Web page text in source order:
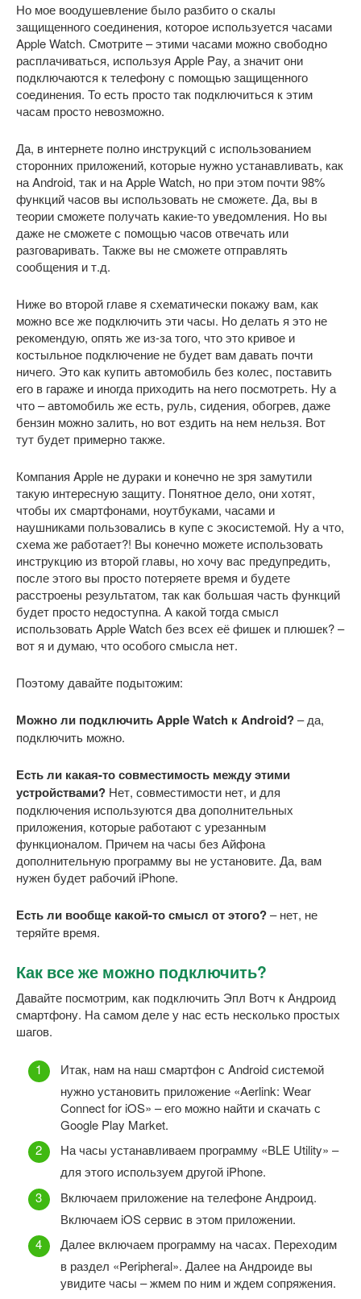
Но мое воодушевление было разбито о скалы
защищенного соединения, которое используется часами
Apple Watch. Смотрите – этими часами можно свободно
расплачиваться, используя Apple Pay, а значит они
подключаются к телефону с помощью защищенного
соединения. То есть просто так подключиться к этим
часам просто невозможно.
Да, в интернете полно инструкций с использованием
сторонних приложений, которые нужно устанавливать, как
на Android, так и на Apple Watch, но при этом почти 98%
функций часов вы использовать не сможете. Да, вы в
теории сможете получать какие-то уведомления. Но вы
даже не сможете с помощью часов отвечать или
разговаривать. Также вы не сможете отправлять
сообщения и т.д.
Ниже во второй главе я схематически покажу вам, как
можно все же подключить эти часы. Но делать я это не
рекомендую, опять же из-за того, что это кривое и
костыльное подключение не будет вам давать почти
ничего. Это как купить автомобиль без колес, поставить
его в гараже и иногда приходить на него посмотреть. Ну а
что – автомобиль же есть, руль, сидения, обогрев, даже
бензин можно залить, но вот ездить на нем нельзя. Вот
тут будет примерно также.
Компания Apple не дураки и конечно не зря замутили
такую интересную защиту. Понятное дело, они хотят,
чтобы их смартфонами, ноутбуками, часами и
наушниками пользовались в купе с экосистемой. Ну а что,
схема же работает?! Вы конечно можете использовать
инструкцию из второй главы, но хочу вас предупредить,
после этого вы просто потеряете время и будете
расстроены результатом, так как большая часть функций
будет просто недоступна. А какой тогда смысл
использовать Apple Watch без всех её фишек и плюшек? –
вот я и думаю, что особого смысла нет.
Поэтому давайте подытожим:
Можно ли подключить Apple Watch к Android?– да,
подключить можно.
Есть ли какая-то совместимость между этими
устройствами? Нет, совместимости нет, и для
подключения используются два дополнительных
приложения, которые работают с урезанным
функционалом. Причем на часы без Айфона
дополнительную программу вы не установите. Да, вам
нужен будет рабочий iPhone.
Есть ли вообще какой-то смысл от этого?– нет, не
теряйте время.
Как все же можно подключить?
Давайте посмотрим, как подключить Эпл Вотч к Андроид
смартфону. На самом деле у нас есть несколько простых
шагов.
Итак, нам на наш смартфон с Android системой
нужно установить приложение «Aerlink: Wear
Connect for iOS» – его можно найти и скачать с
Google Play Market.
На часы устанавливаем программу «BLE Utility» –
для этого используем другой iPhone.
Включаем приложение на телефоне Андроид.
Включаем iOS сервис в этом приложении.
Далее включаем программу на часах. Переходим
в раздел «Peripheral». Далее на Андроиде вы
увидите часы – жмем по ним и ждем сопряжения.